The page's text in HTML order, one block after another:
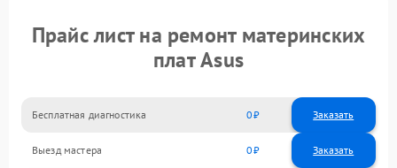
Прайс лист на ремонт материнских
плат Asus
Бесплатная диагностика 0 Заказать
Выезд мастера 0 Заказать